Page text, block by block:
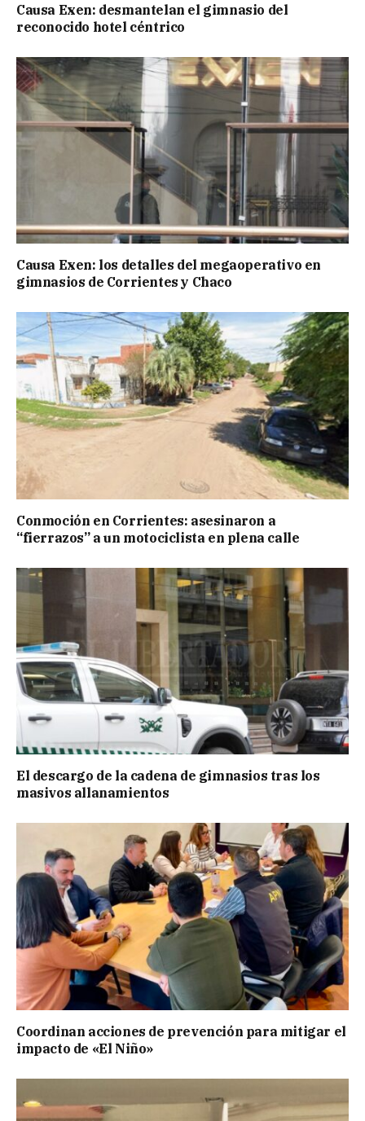
Causa Exen: desmantelan el gimnasio del
reconocido hotel céntrico
Causa Exen: los detalles del megaoperativo en
gimnasios de Corrientes y Chaco
Conmoción en Corrientes: asesinaron a
“fierrazos” a un motociclista en plena calle
El descargo de la cadena de gimnasios tras los
masivos allanamientos
Coordinan acciones de prevención para mitigar el
impacto de «El Niño»